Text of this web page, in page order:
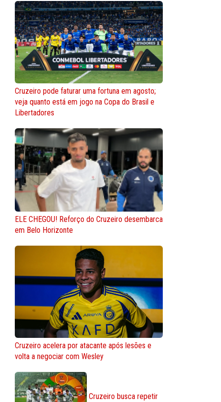
Cruzeiro pode faturar uma fortuna em agosto;
veja quanto está em jogo na Copa do Brasil e
Libertadores
ELE CHEGOU! Reforço do Cruzeiro desembarca
em Belo Horizonte
Cruzeiro acelera por atacante após lesões e
volta a negociar com Wesley
Cruzeiro busca repetir